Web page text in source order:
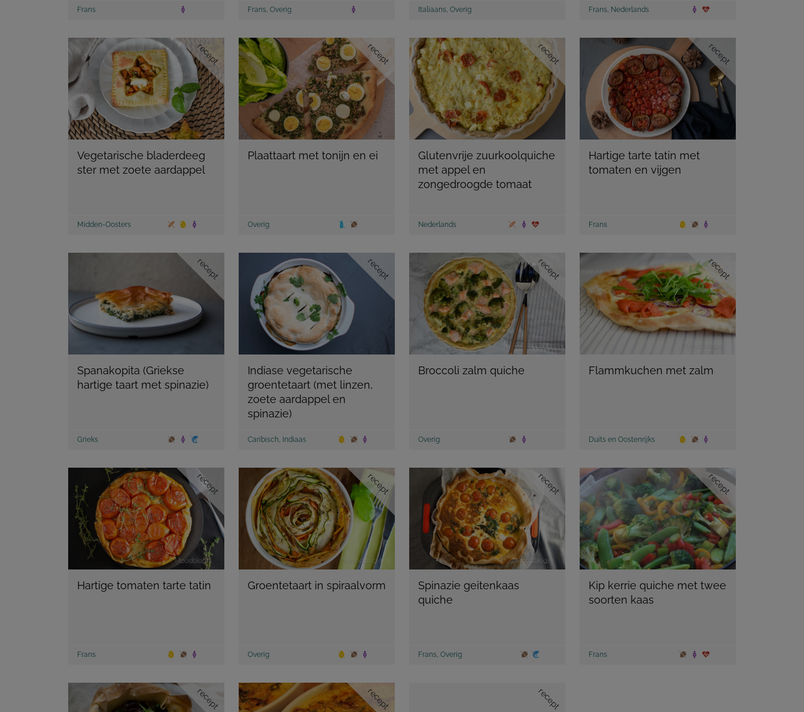
Frans Frans, Overig Italiaans, Overig Frans, Nederlands
recept
Vegetarische bladerdeeg
ster met zoete aardappel
Midden-Oosters
recept
Plaattaart met tonijn en ei
Overig
recept
Glutenvrije zuurkoolquiche
met appel en
zongedroogde tomaat
Nederlands
recept
Hartige tarte tatin met
tomaten en vijgen
Frans
recept
Spanakopita (Griekse
hartige taart met spinazie)
Grieks
recept
Indiase vegetarische
groentetaart (met linzen,
zoete aardappel en
spinazie)
Caribisch, Indiaas
recept
Broccoli zalm quiche
Overig
recept
Flammkuchen met zalm
Duits en Oostenrijks
recept
Hartige tomaten tarte tatin
Frans
recept
Groentetaart in spiraalvorm
Overig
recept
Spinazie geitenkaas
quiche
Frans, Overig
recept
Kip kerrie quiche met twee
soorten kaas
Frans
recept recept recept